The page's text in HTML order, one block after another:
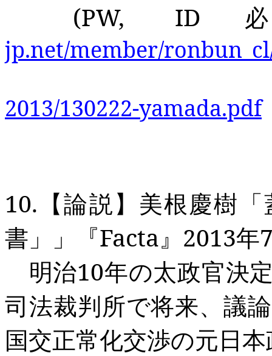
(PW, ID
jp.net/member/
2013/130222-yamada.pdf
10. 【論説】美根慶樹
書」」『Facta』 2013年
明治10年の太政官決
司法裁判所で将来、議
国交正常化交渉の元日